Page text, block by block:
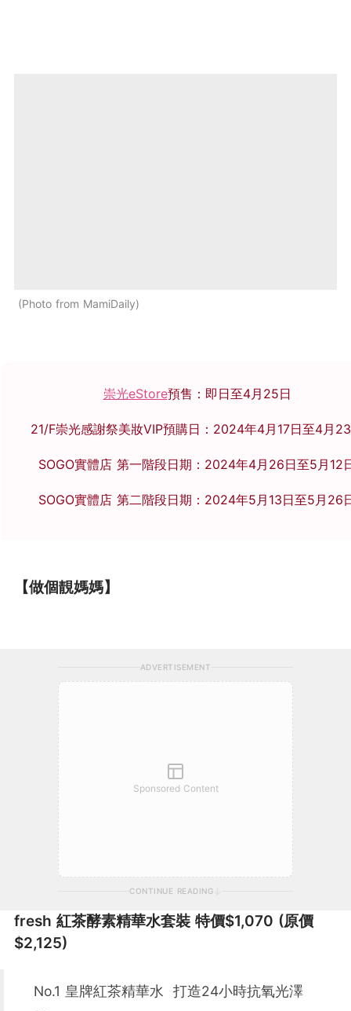
Photo from MamiDaily
崇光eStore預售：即日至4月25日
21/F崇光感謝祭美妝VIP預購日：2024年4月17日至4月
SOGO實體店 第一階段日期：2024年4月26日至5月12
SOGO實體店 第二階段日期：2024年5月13日至5月26
【做個靚媽媽】
ADVERTISEMENT
Sponsored Content
CONTINUE READING
fresh 紅茶酵素精華水套裝 特價$1,070 (原價
$2,125)
No.1 皇牌紅茶精華水 打造24小時抗氧光澤